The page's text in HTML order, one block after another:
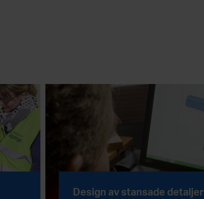
Design av stansade detaljer